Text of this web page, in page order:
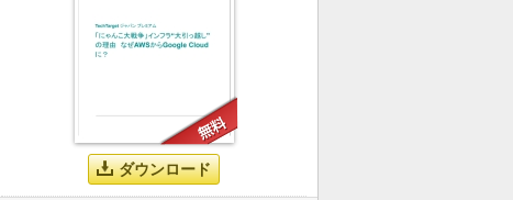
ダウンロード